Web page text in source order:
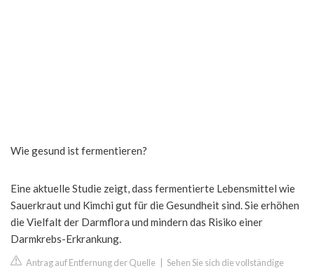
Wie gesund ist fermentieren?
Eine aktuelle Studie zeigt, dass fermentierte Lebensmittel wie
Sauerkraut und Kimchi gut für die Gesundheit sind. Sie erhöhen
die Vielfalt der Darmflora und mindern das Risiko einer
Darmkrebs-Erkrankung.
Antrag auf Entfernung der Quelle Sehen Sie sich die vollständige